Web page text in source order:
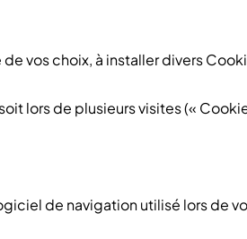
vos choix, à installer divers
lors de plusieurs visites («
de navigation utilisé lors de